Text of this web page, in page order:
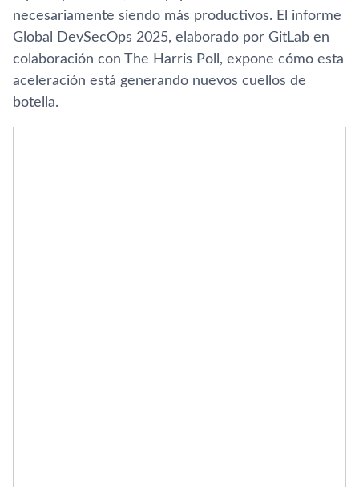
necesariamente siendo más productivos. El informe
Global DevSecOps 2025, elaborado por GitLab en
colaboración con The Harris Poll, expone cómo esta
aceleración está generando nuevos cuellos de
botella.